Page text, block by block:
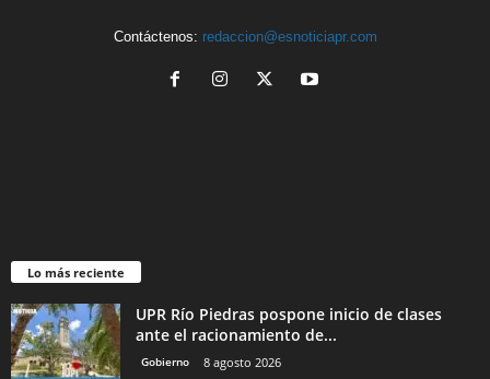
Contáctenos: redaccion@esnoticiapr.com
Lo más reciente
UPR Río Piedras pospone inicio de clases
ante el racionamiento de...
Gobierno 8 agosto 2026